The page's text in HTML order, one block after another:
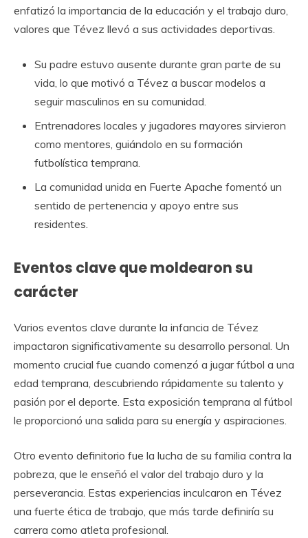
enfatizó la importancia de la educación y el trabajo duro,
valores que Tévez llevó a sus actividades deportivas.
Su padre estuvo ausente durante gran parte de su
vida, lo que motivó a Tévez a buscar modelos a
seguir masculinos en su comunidad.
Entrenadores locales y jugadores mayores sirvieron
como mentores, guiándolo en su formación
futbolística temprana.
La comunidad unida en Fuerte Apache fomentó un
sentido de pertenencia y apoyo entre sus
residentes.
Eventos clave que moldearon su
carácter
Varios eventos clave durante la infancia de Tévez
impactaron significativamente su desarrollo personal. Un
momento crucial fue cuando comenzó a jugar fútbol a una
edad temprana, descubriendo rápidamente su talento y
pasión por el deporte. Esta exposición temprana al fútbol
le proporcionó una salida para su energía y aspiraciones.
Otro evento definitorio fue la lucha de su familia contra la
pobreza, que le enseñó el valor del trabajo duro y la
perseverancia. Estas experiencias inculcaron en Tévez
una fuerte ética de trabajo, que más tarde definiría su
carrera como atleta profesional.